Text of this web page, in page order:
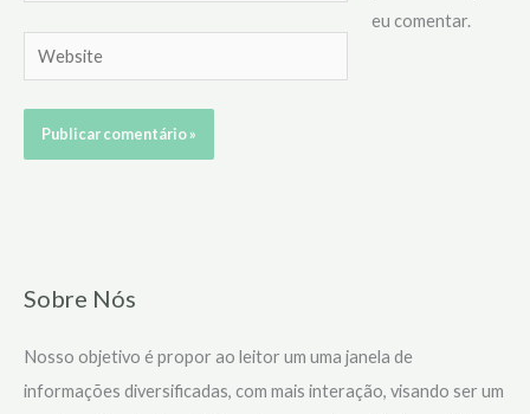
Website
eu comentar.
Sobre Nós
Nosso objetivo é propor ao leitor um uma janela de
informações diversificadas, com mais interação, visando ser um